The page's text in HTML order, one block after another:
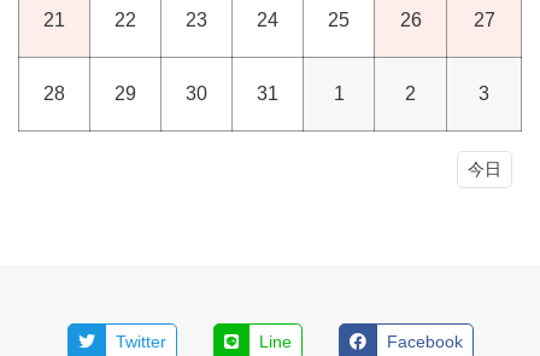
21 22 23 24 25 26 27
28 29 30 31 1 2 3
今日
Twitter Line Facebook